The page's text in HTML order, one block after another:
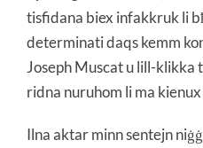
tisfidana biex infakkruk li
determinati daqs kemm
Joseph Muscat u lill-klikka
ridna nuruhom li ma
Ilna aktar minn sentejn